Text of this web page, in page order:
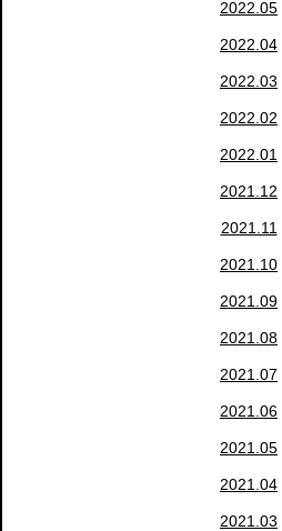
2022.05
2022.04
2022.03
2022.02
2022.01
2021.12
2021.11
2021.10
2021.09
2021.08
2021.07
2021.06
2021.05
2021.04
2021.03